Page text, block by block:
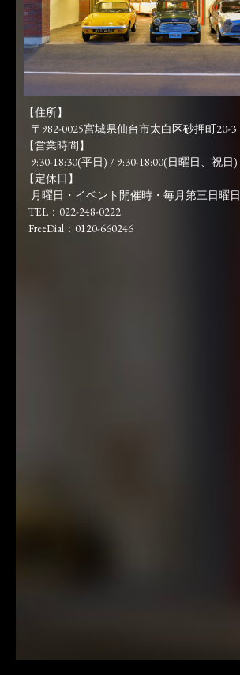
【住所】
〒982-0025宮城県仙台市太白区砂押町20-3
【営業時間】
9:30-18:30(平日) / 9:30-18:00(日曜日、祝日)
【定休日】
月曜日・イベント開催時・毎月第三日曜日
TEL：022-248-0222
FreeDial：0120-660246